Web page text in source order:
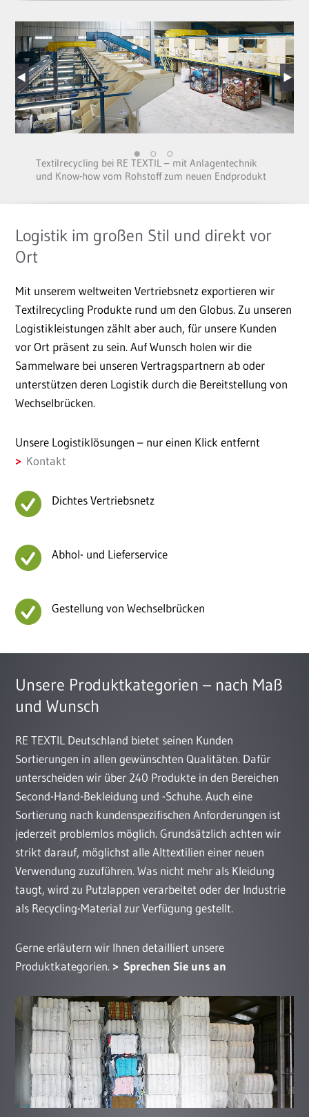
Textilrecycling bei RE TEXTIL – mit Anlagentechnik
und Know-how vom Rohstoff zum neuen Endprodukt
Logistik im großen Stil und direkt vor
Ort
Mit unserem weltweiten Vertriebsnetz exportieren wir
Textilrecycling Produkte rund um den Globus. Zu unseren
Logistikleistungen zählt aber auch, für unsere Kunden
vor Ort präsent zu sein. Auf Wunsch holen wir die
Sammelware bei unseren Vertragspartnern ab oder
unterstützen deren Logistik durch die Bereitstellung von
Wechselbrücken.
Unsere Logistiklösungen – nur einen Klick entfernt
Kontakt
Dichtes Vertriebsnetz
Abhol- und Lieferservice
Gestellung von Wechselbrücken
Unsere Produktkategorien – nach Maß
und Wunsch
RE TEXTIL Deutschland bietet seinen Kunden
Sortierungen in allen gewünschten Qualitäten. Dafür
unterscheiden wir über 240 Produkte in den Bereichen
Second-Hand-Bekleidung und -Schuhe. Auch eine
Sortierung nach kundenspezifischen Anforderungen ist
jederzeit problemlos möglich. Grundsätzlich achten wir
strikt darauf, möglichst alle Alttextilien einer neuen
Verwendung zuzuführen. Was nicht mehr als Kleidung
taugt, wird zu Putzlappen verarbeitet oder der Industrie
als Recycling-Material zur Verfügung gestellt.
Gerne erläutern wir Ihnen detailliert unsere
Produktkategorien.
Sprechen Sie uns an